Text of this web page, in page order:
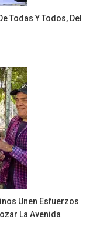
Todas Y Todos, Del
Unen Esfuerzos
La Avenida